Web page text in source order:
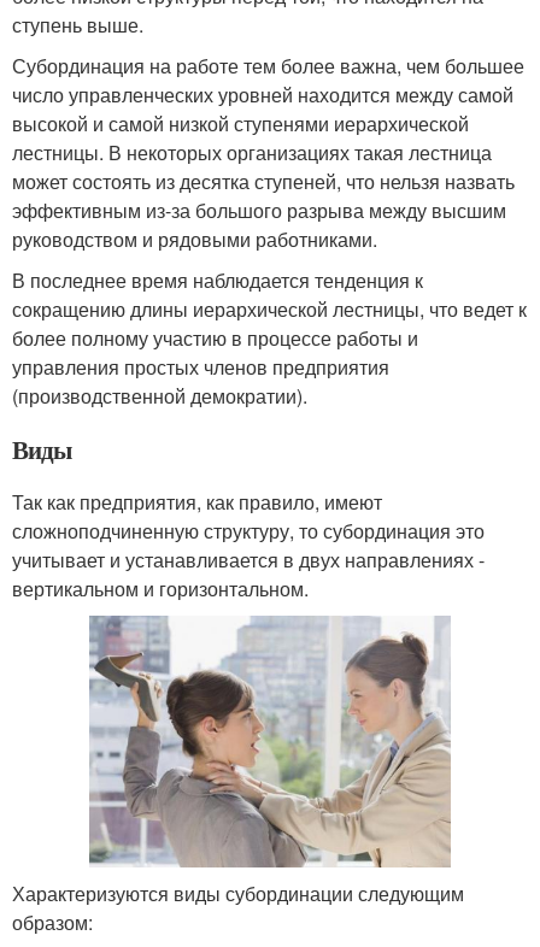
ступень выше.
Субординация на работе тем более важна, чем большее
число управленческих уровней находится между самой
высокой и самой низкой ступенями иерархической
лестницы. В некоторых организациях такая лестница
может состоять из десятка ступеней, что нельзя назвать
эффективным из-за большого разрыва между высшим
руководством и рядовыми работниками.
В последнее время наблюдается тенденция к
сокращению длины иерархической лестницы, что ведет к
более полному участию в процессе работы и
управления простых членов предприятия
(производственной демократии).
Виды
Так как предприятия, как правило, имеют
сложноподчиненную структуру, то субординация это
учитывает и устанавливается в двух направлениях -
вертикальном и горизонтальном.
Характеризуются виды субординации следующим
образом: